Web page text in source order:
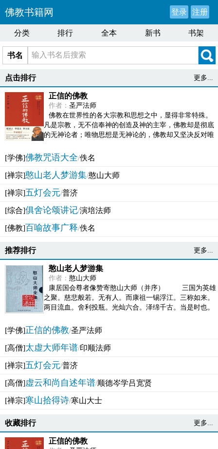
佛教书籍网 登录 注册
分类 排行 全本 新书 书架
书名
点击排行 更多...
正信的佛教
作者： 圣严法师
佛教在世界性的各大宗教和思想之中，显得非常特殊。
凡是宗教，无不信奉神的创造及神的主宰，佛教却是彻底
的无神论者；唯物思想是无神论的，佛教却又坚决反对唯
[学佛]佛教咒语大全/佚名
[禅宗]憨山老人梦游集/憨山大师
[禅宗]五灯会元/普济
[综合]俱舍论颂讲记/演培法师
[佛教]百喻故事广释/佚名
推荐排行 更多...
憨山老人梦游集
作者： 憨山大师
康居国会尊者像赞寄憨山大师（并序） 三国为英雄
之聚。慈悲般若。无有人。而康祖一锡浮江。三称如来。
两目流血。舍利投瓶。光灿六合。泽绵千古。当是时也。
[学佛]正信的佛教/圣严法师
[高僧]太虚大师年谱/印顺法师
[禅宗]五灯会元/普济
[高僧]虚云和尚自述年谱/顺德岑学吕宽贤
[禅宗]寒山拾得诗/寒山大士
收藏排行 更多...
正信的佛教